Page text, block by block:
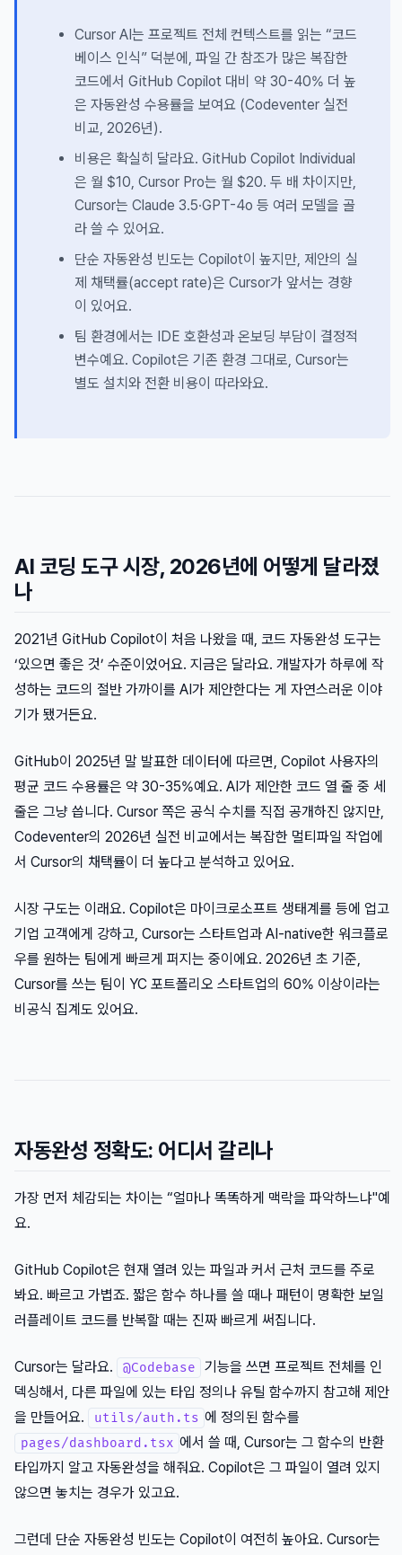
Cursor AI는 프로젝트 전체 컨텍스트를 읽는 “코드
베이스 인식” 덕분에, 파일 간 참조가 많은 복잡한
코드에서 GitHub Copilot 대비 약 30-40% 더 높
은 자동완성 수용률을 보여요 (Codeventer 실전
비교, 2026년).
비용은 확실히 달라요. GitHub Copilot Individual
은 월 $10, Cursor Pro는 월 $20. 두 배 차이지만,
Cursor는 Claude 3.5·GPT-4o 등 여러 모델을 골
라 쓸 수 있어요.
단순 자동완성 빈도는 Copilot이 높지만, 제안의 실
제 채택률(accept rate)은 Cursor가 앞서는 경향
이 있어요.
팀 환경에서는 IDE 호환성과 온보딩 부담이 결정적
변수예요. Copilot은 기존 환경 그대로, Cursor는
별도 설치와 전환 비용이 따라와요.
AI 코딩 도구 시장, 2026년에 어떻게 달라졌
나
2021년 GitHub Copilot이 처음 나왔을 때, 코드 자동완성 도구는
‘있으면 좋은 것’ 수준이었어요. 지금은 달라요. 개발자가 하루에 작
성하는 코드의 절반 가까이를 AI가 제안한다는 게 자연스러운 이야
기가 됐거든요.
GitHub이 2025년 말 발표한 데이터에 따르면, Copilot 사용자의
평균 코드 수용률은 약 30-35%예요. AI가 제안한 코드 열 줄 중 세
줄은 그냥 씁니다. Cursor 쪽은 공식 수치를 직접 공개하진 않지만,
Codeventer의 2026년 실전 비교에서는 복잡한 멀티파일 작업에
서 Cursor의 채택률이 더 높다고 분석하고 있어요.
시장 구도는 이래요. Copilot은 마이크로소프트 생태계를 등에 업고
기업 고객에게 강하고, Cursor는 스타트업과 AI-native한 워크플로
우를 원하는 팀에게 빠르게 퍼지는 중이에요. 2026년 초 기준,
Cursor를 쓰는 팀이 YC 포트폴리오 스타트업의 60% 이상이라는
비공식 집계도 있어요.
자동완성 정확도: 어디서 갈리나
가장 먼저 체감되는 차이는 “얼마나 똑똑하게 맥락을 파악하느냐"예
요.
GitHub Copilot은 현재 열려 있는 파일과 커서 근처 코드를 주로
봐요. 빠르고 가볍죠. 짧은 함수 하나를 쓸 때나 패턴이 명확한 보일
러플레이트 코드를 반복할 때는 진짜 빠르게 써집니다.
Cursor는 달라요. @Codebase
기능을 쓰면 프로젝트 전체를 인
덱싱해서, 다른 파일에 있는 타입 정의나 유틸 함수까지 참고해 제안
을 만들어요.
utils/auth.ts 에 정의된 함수를
pages/dashboard.tsx 에서 쓸 때, Cursor는 그 함수의 반환
타입까지 알고 자동완성을 해줘요. Copilot은 그 파일이 열려 있지
않으면 놓치는 경우가 있고요.
그런데 단순 자동완성 빈도는 Copilot이 여전히 높아요. Cursor는